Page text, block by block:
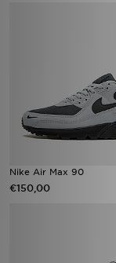
Nike Air Max 90
€150,00